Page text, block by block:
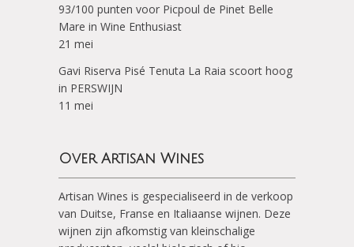
93/100 punten voor Picpoul de Pinet Belle
Mare in Wine Enthusiast
21 mei
Gavi Riserva Pisé Tenuta La Raia scoort hoog
in PERSWIJN
11 mei
Over Artisan Wines
Artisan Wines is gespecialiseerd in de verkoop
van Duitse, Franse en Italiaanse wijnen. Deze
wijnen zijn afkomstig van kleinschalige